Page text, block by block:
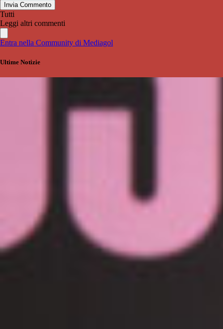
Invia Commento
Tutti
Leggi altri commenti
Entra nella Community di Mediagol
Ultime Notizie